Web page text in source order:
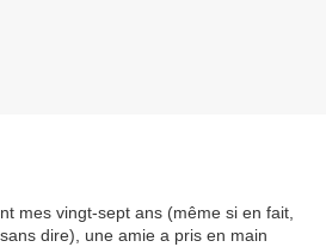
mes vingt-sept ans (même si en fait,
dire), une amie a pris en main